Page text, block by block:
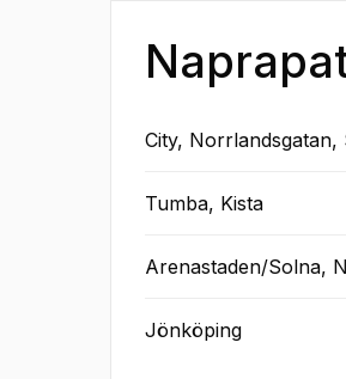
City, Norrlandsgatan,
Tumba, Kista
Arenastaden/Solna,
Jönköping